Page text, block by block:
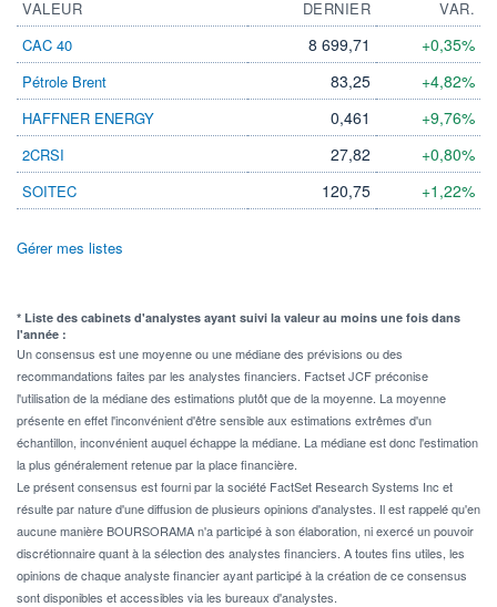
VALEUR DERNIER
VAR.
CAC 40
8 699,71 +0,35%
Pétrole Brent 83,25 +4,82%
HAFFNER ENERGY 0,461 +9,76%
2CRSI 27,82 +0,80%
SOITEC 120,75 +1,22%
Gérer mes listes
* Liste des cabinets d'analystes ayant suivi la valeur au moins une fois dans
l'année :
Un consensus est une moyenne ou une médiane des prévisions ou des
recommandations faites par les analystes financiers. Factset JCF préconise
l'utilisation de la médiane des estimations plutôt que de la moyenne. La moyenne
présente en effet l'inconvénient d'être sensible aux estimations extrêmes d'un
échantillon, inconvénient auquel échappe la médiane. La médiane est donc l'estimation
la plus généralement retenue par la place financière.
Le présent consensus est fourni par la société FactSet Research Systems Inc et
résulte par nature d'une diffusion de plusieurs opinions d'analystes. Il est rappelé qu'en
aucune manière BOURSORAMA n'a participé à son élaboration, ni exercé un pouvoir
discrétionnaire quant à la sélection des analystes financiers. A toutes fins utiles, les
opinions de chaque analyste financier ayant participé à la création de ce consensus
sont disponibles et accessibles via les bureaux d'analystes.